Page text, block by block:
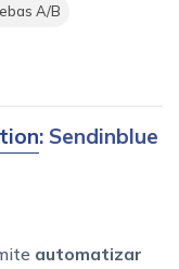
A/B
: Sendinblue
automatizar